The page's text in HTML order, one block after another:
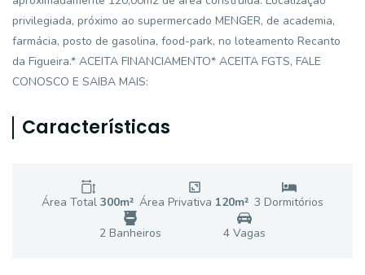
privilegiada, próximo ao supermercado MENGER, de academia,
farmácia, posto de gasolina, food-park, no loteamento Recanto
da Figueira.* ACEITA FINANCIAMENTO* ACEITA FGTS, FALE
CONOSCO E SAIBA MAIS:
Características
Área Total 300m² Área Privativa 120m² 3 Dormitórios
2Banheiros 4 Vagas